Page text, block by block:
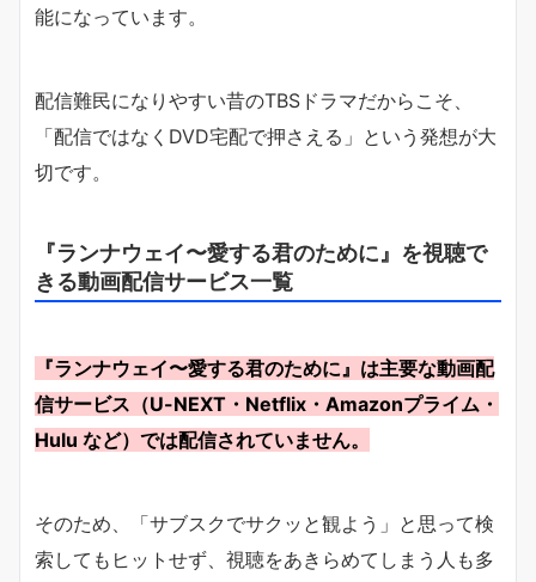
能になっています。
配信難民になりやすい昔のTBSドラマだからこそ、
「配信ではなくDVD宅配で押さえる」という発想が大
切です。
『ランナウェイ〜愛する君のために』を視聴で
きる動画配信サービス一覧
『ランナウェイ〜愛する君のために』は主要な動画配
信サービス（U-NEXT・Netflix・Amazonプライム・
Hulu など）では配信されていません。
そのため、「サブスクでサクッと観よう」と思って検
索してもヒットせず、視聴をあきらめてしまう人も多